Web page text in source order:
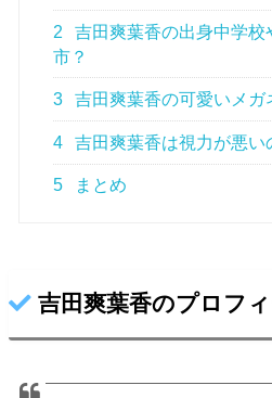
2
吉田爽葉香の出身中学校
市？
3 吉田爽葉香の可愛いメガ
4 吉田爽葉香は視力が悪い
5 まとめ
吉田爽葉香のプロフ